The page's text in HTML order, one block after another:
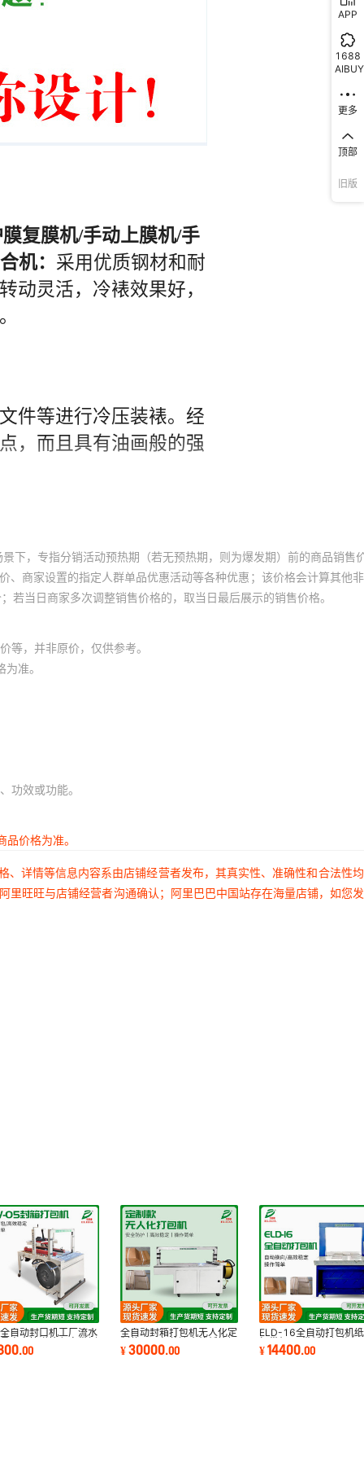
下，专指分销活动预热期（若无预热期，则为爆发期）前的商品销售
商家设置的指定人群单品优惠活动等各种优惠；该价格会计算其他
当日商家多次调整销售价格的，取当日最后展示的销售价格。
等，并非原价，仅供参考。
准。
功效或功能。
价格为准。
详情等信息内容系由店铺经营者发布，其真实性、准确性和合法性
旺旺与店铺经营者沟通确认；阿里巴巴中国站存在海量店铺，如您
自动封口机工厂流水
电商快递箱印字带侧
封箱机
.00
全自动封箱打包机无人化定
制款工厂包装流水线纸箱捆
包机捆扎机
¥30000.00
ELD-16全自动打包机
打带机PP带纸箱捆扎机
自动高台捆包机
¥14400.00
APP
1688
AIBUY
更多
顶部
旧版